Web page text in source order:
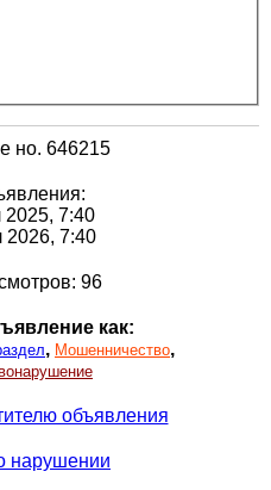
но. 646215
2025, 7:40
2026, 7:40
96
как:
, Мошенничество,
объявления
нарушении